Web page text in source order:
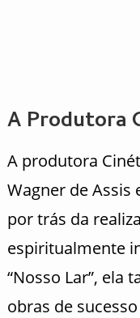
A Produtora
A produtora
Wagner de Assis
por trás da
espiritualmente
“Nosso Lar”, ela
obras de